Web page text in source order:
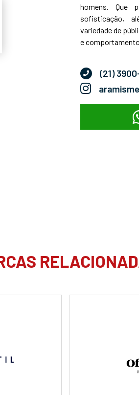
homens. Que
sofisticação,
variedade de
e
(21)